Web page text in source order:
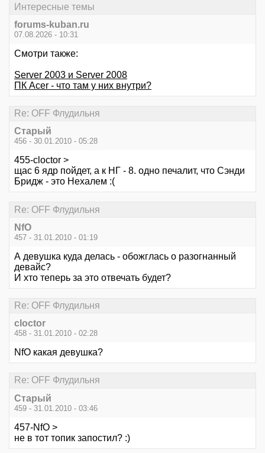
Интересные темы
forums-kuban.ru
07.08.2026 - 10:31
Смотри также:
Server 2003 и Server 2008
ПК Acer - что там у них внутри?
Re: OFF Флудильня
Старый
456 - 30.01.2010 - 05:28
455-cloctor >
щас 6 ядр пойдет, а к НГ - 8. одно печалит, что Сэнди
Бридж - это Нехалем :(
Re: OFF Флудильня
NfO
457 - 31.01.2010 - 01:19
А девушка куда делась - обожглась о разогнанный
девайс?
И хто теперь за это отвечать будет?
Re: OFF Флудильня
cloctor
458 - 31.01.2010 - 02:28
NfO какая девушка?
Re: OFF Флудильня
Старый
459 - 31.01.2010 - 03:46
457-NfO >
не в тот топик запостил? :)